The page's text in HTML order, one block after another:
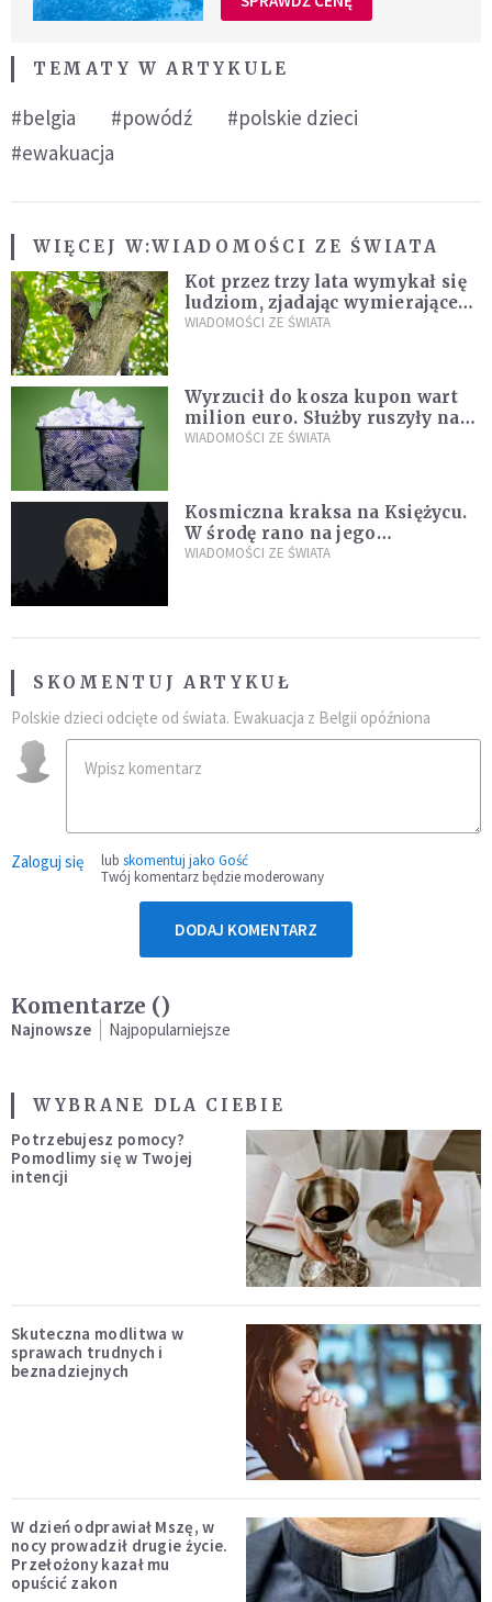
TEMATY W ARTYKULE
#belgia #powódź
#polskie dzieci
#ewakuacja
WIĘCEJ W:WIADOMOŚCI ZE ŚWIATA
Kot przez trzy lata wymykał się
ludziom, zjadając wymierające
kaczki. W końcu popełnił
WIADOMOŚCI ZE ŚWIATA
Wyrzucił do kosza kupon wart
milion euro. Służby ruszyły na
poszukiwania
WIADOMOŚCI ZE ŚWIATA
Kosmiczna kraksa na Księżycu.
W środę rano na jego
powierzchni dojdzie do
WIADOMOŚCI ZE ŚWIATA
SKOMENTUJ ARTYKUŁ
Polskie dzieci odcięte od świata. Ewakuacja z Belgii opóźniona
Zaloguj się lub skomentuj jako Gość
Twój komentarz będzie moderowany
DODAJ KOMENTARZ
Komentarze ()
Najnowsze Najpopularniejsze
WYBRANE DLA CIEBIE
Potrzebujesz pomocy?
Pomodlimy się w Twojej
intencji
Skuteczna modlitwa w
sprawach trudnych i
beznadziejnych
W dzień odprawiał Mszę, w
nocy prowadził drugie życie.
Przełożony kazał mu
opuścić zakon